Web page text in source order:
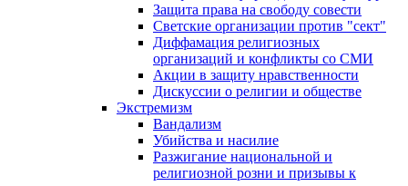
Защита права на свободу совести
Светские организации против "сект"
Диффамация религиозных
организаций и конфликты со СМИ
Акции в защиту нравственности
Дискуссии о религии и обществе
Экстремизм
Вандализм
Убийства и насилие
Разжигание национальной и
религиозной розни и призывы к